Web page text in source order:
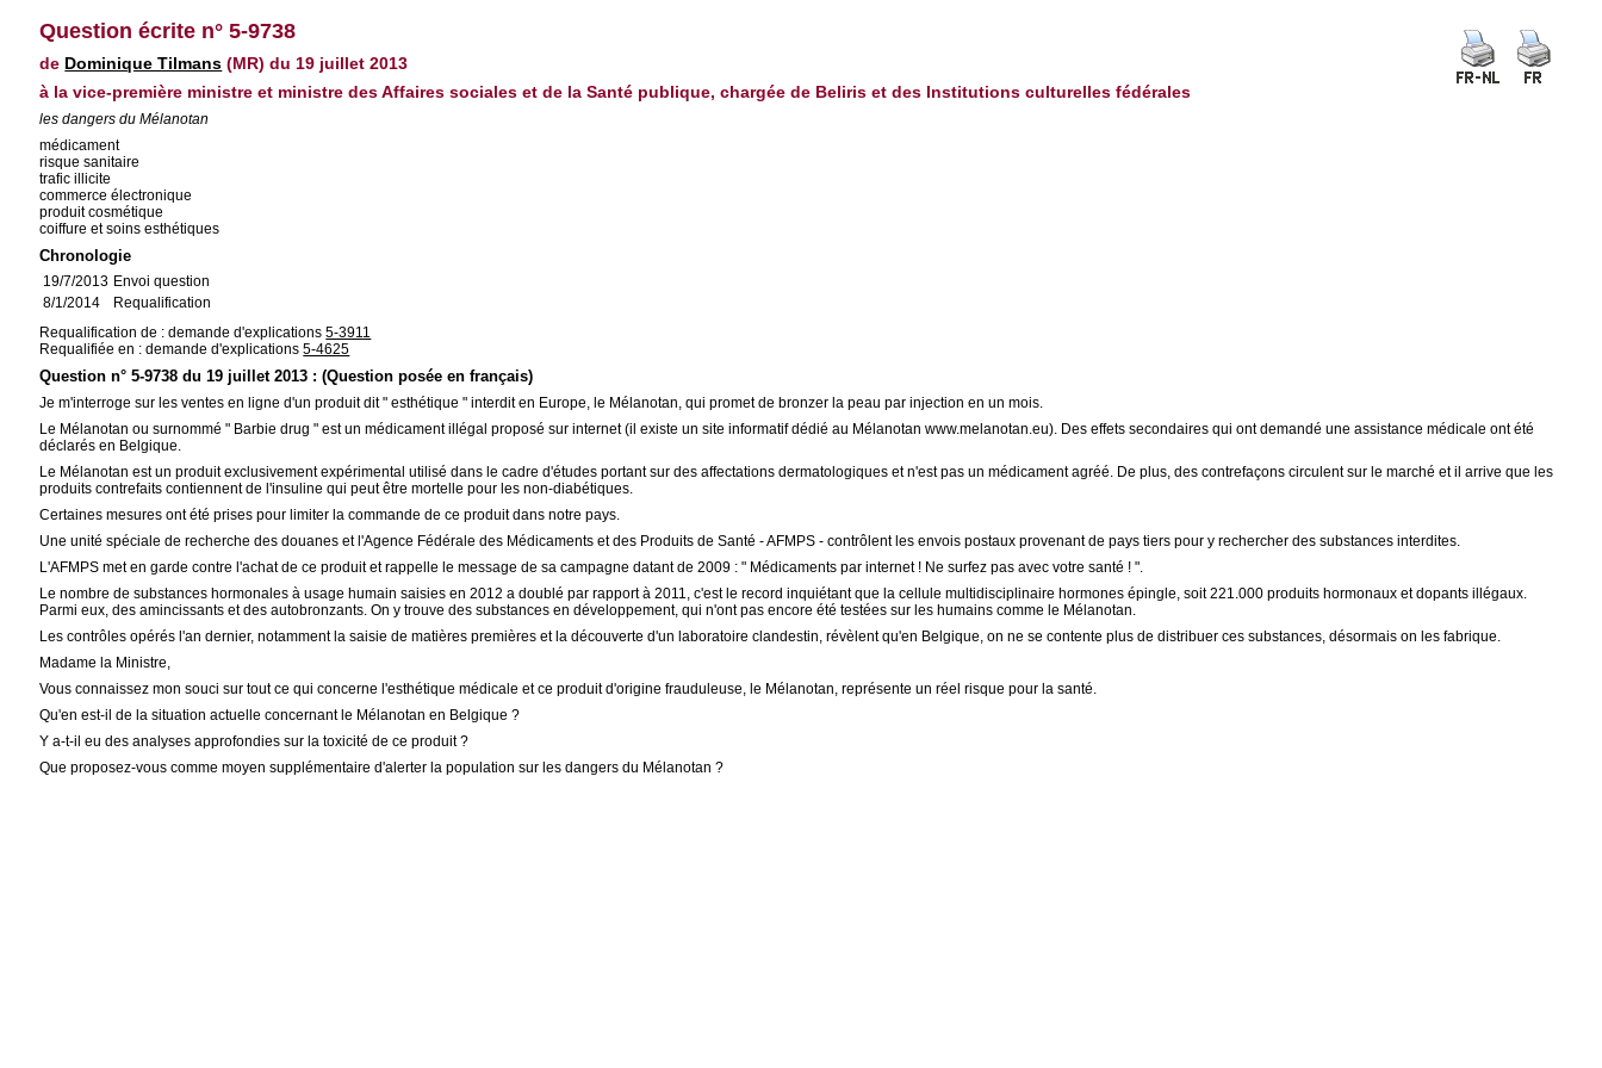
Question écrite n° 5-9738
de Dominique Tilmans (MR) du 19 juillet 2013
à la vice-première ministre et ministre des Affaires sociales et de la Santé publique, chargée de Beliris et des Institutions culturelles fédérales
les dangers du Mélanotan
médicament
risque sanitaire
trafic illicite
commerce électronique
produit cosmétique
coiffure et soins esthétiques
Chronologie
19/7/2013 Envoi question
8/1/2014
Requalification
Requalification de : demande d'explications5-3911
Requalifiée en : demande d'explications5-4625
Question n° 5-9738 du 19 juillet 2013 : (Question posée en français)
Je m'interroge sur les ventes en ligne d'un produit dit " esthétique " interdit en Europe, le Mélanotan, qui promet de bronzer la peau par injection en un mois.
Le Mélanotan ou surnommé " Barbie drug " est un médicament illégal proposé sur internet (il existe un site informatif dédié au Mélanotan www.melanotan.eu). Des effets secondaires qui ont demandé une assistance médicale ont été
déclarés en Belgique.
Le Mélanotan est un produit exclusivement expérimental utilisé dans le cadre d'études portant sur des affectations dermatologiques et n'est pas un médicament agréé. De plus, des contrefaçons circulent sur le marché et il arrive que les
produits contrefaits contiennent de l'insuline qui peut être mortelle pour les non-diabétiques.
Certaines mesures ont été prises pour limiter la commande de ce produit dans notre pays.
Une unité spéciale de recherche des douanes et l'Agence Fédérale des Médicaments et des Produits de Santé - AFMPS - contrôlent les envois postaux provenant de pays tiers pour y rechercher des substances interdites.
L'AFMPS met en garde contre l'achat de ce produit et rappelle le message de sa campagne datant de 2009 : " Médicaments par internet ! Ne surfez pas avec votre santé ! ".
Le nombre de substances hormonales à usage humain saisies en 2012 a doublé par rapport à 2011, c'est le record inquiétant que la cellule multidisciplinaire hormones épingle, soit 221.000 produits hormonaux et dopants illégaux.
Parmi eux, des amincissants et des autobronzants. On y trouve des substances en développement, qui n'ont pas encore été testées sur les humains comme le Mélanotan.
Les contrôles opérés l'an dernier, notamment la saisie de matières premières et la découverte d'un laboratoire clandestin, révèlent qu'en Belgique, on ne se contente plus de distribuer ces substances, désormais on les fabrique.
Madame la Ministre,
Vous connaissez mon souci sur tout ce qui concerne l'esthétique médicale et ce produit d'origine frauduleuse, le Mélanotan, représente un réel risque pour la santé.
Qu'en est-il de la situation actuelle concernant le Mélanotan en Belgique ?
Y a-t-il eu des analyses approfondies sur la toxicité de ce produit ?
Que proposez-vous comme moyen supplémentaire d'alerter la population sur les dangers du Mélanotan ?